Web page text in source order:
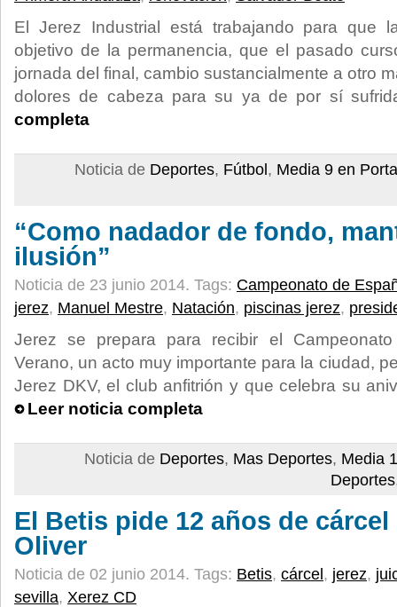
El Jerez Industrial está trabajando para que
objetivo de la permanencia, que el pasado
jornada del final, cambio sustancialmente a otro
dolores de cabeza para su ya de por sí
completa
Noticia de Deportes, Fútbol , Media 9 en
“Como nadador de fondo,
ilusión”
Noticia de 23 junio 2014. Tags: Campeonato de
jerez, Manuel Mestre, Natación, piscinas jerez,
Jerez se prepara para recibir el
Verano, un acto muy importante para la ciudad,
Jerez DKV, el club anfitrión y que celebra su
Leer noticia completa
Noticia de Deportes, Mas Deportes, Media
Deportes
El Betis pide 12 años de
Oliver
Noticia de 02 junio 2014. Tags: Betis, cárcel , jerez,
sevilla, Xerez CD